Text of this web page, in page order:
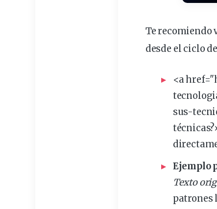
Te recomiendo
desde el ciclo
<a
sus-
Ejemplo
Texto
patrones